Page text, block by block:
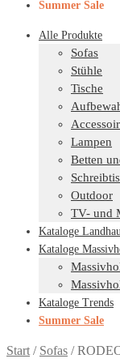
Summer Sale
Alle Produkte
Sofas
Stühle
Tische
Lampen
Betten
Outdoor
TV- und
Kataloge
Kataloge
Kataloge Trends
Summer Sale
Start / Sofas /